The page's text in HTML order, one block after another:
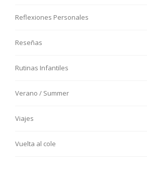
Reflexiones Personales
Reseñas
Rutinas Infantiles
Verano / Summer
Viajes
Vuelta al cole